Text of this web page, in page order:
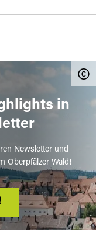
in
Newsletter und
Oberpfälzer Wald!